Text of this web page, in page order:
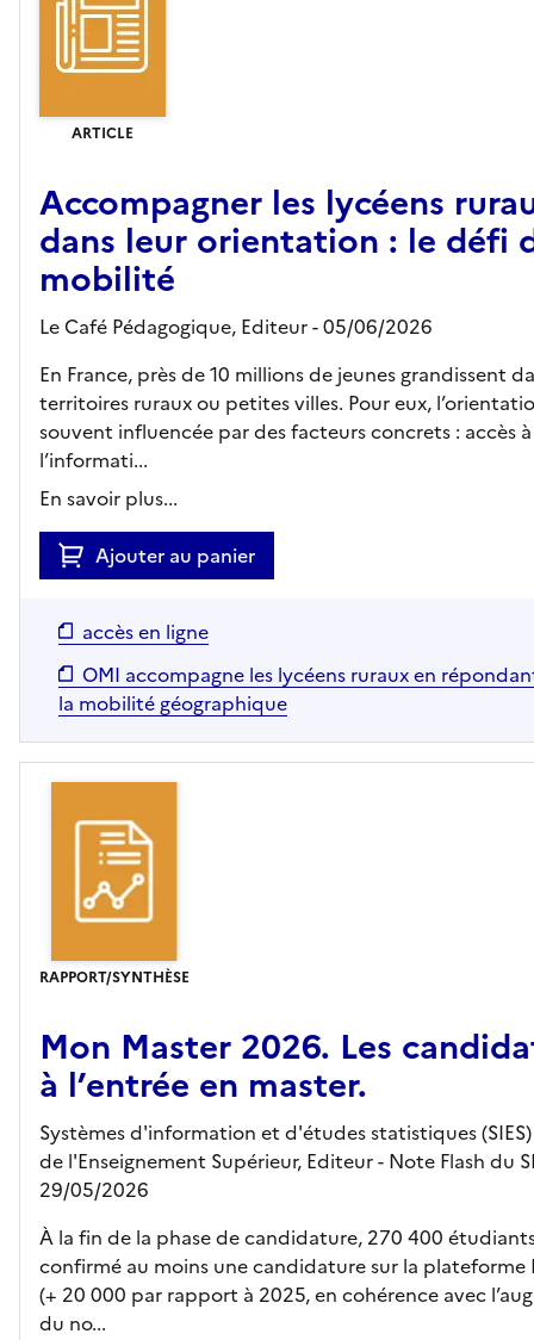
ARTICLE
Accompagner les lycéens
dans leur orientation : le défi
mobilité
Le Café Pédagogique, Editeur- 05/06/2026
En France, près de 10 millions de jeunes grandissent
territoires ruraux ou petites villes. Pour eux,
souvent influencée par des facteurs concrets : accès à
l’informati...
En savoir plus...
Ajouter au panier
accès en ligne
OMI accompagne les lycéens ruraux en
la mobilité géographique
RAPPORT/SYNTHÈSE
Mon Master 2026. Les
à l’entrée en master.
Systèmes d'information et d'études statistiques
de l'Enseignement Supérieur, Editeur- Note Flash du
29/05/2026
À la fin de la phase de candidature, 270 400
confirmé au moins une candidature sur la plateforme
(+ 20 000 par rapport à 2025, en cohérence avec
du no...